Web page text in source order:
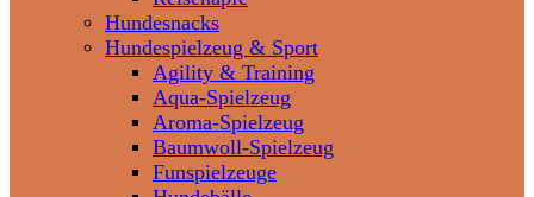
Hundesnacks
Hundespielzeug & Sport
Agility & Training
Aqua-Spielzeug
Aroma-Spielzeug
Baumwoll-Spielzeug
Funspielzeuge